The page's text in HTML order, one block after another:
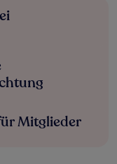
Mitglieder